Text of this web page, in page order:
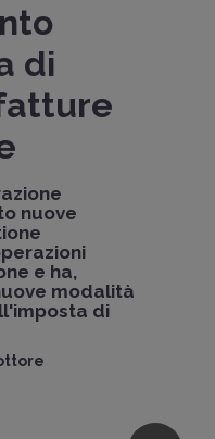
di
nuove
e ha,
modalità
di